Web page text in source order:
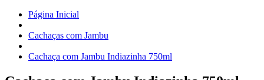
Página Inicial
Cachaças com Jambu
Cachaça com Jambu Indiazinha 750ml